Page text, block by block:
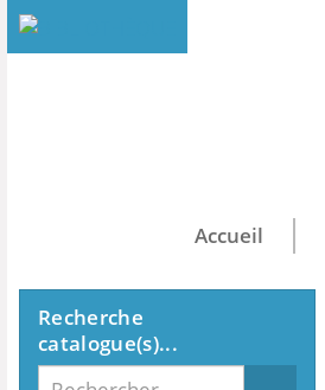
Accueil
Recherche
catalogue(s)...